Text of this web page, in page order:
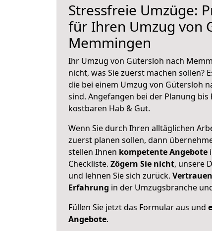
Stressfreie Umzüge:
für Ihren Umzug von
Memmingen
Ihr Umzug von Gütersloh nach
nicht, was Sie zuerst machen sollen?
die bei einem Umzug von Gütersloh
sind. Angefangen bei der Planung
kostbaren Hab & Gut.
Wenn Sie durch Ihren alltäglichen
zuerst planen sollen, dann
stellen Ihnen kompetente Angebote
Checkliste. Zögern Sie nicht, unsere
und lehnen Sie sich zurück.
Erfahrung in der Umzugsbranche
Füllen Sie jetzt das Formular aus und
Angebote.